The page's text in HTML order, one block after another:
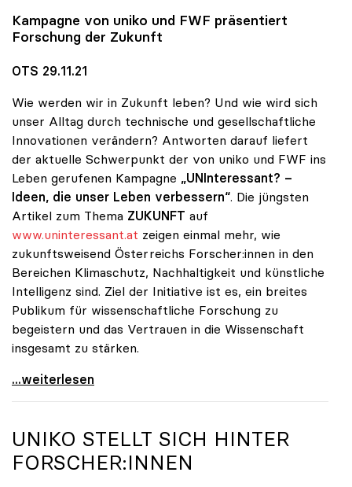
Kampagne von uniko und FWF präsentiert
Forschung der Zukunft
OTS 29.11.21
Wie werden wir in Zukunft leben? Und wie wird sich
unser Alltag durch technische und gesellschaftliche
Innovationen verändern? Antworten darauf liefert
der aktuelle Schwerpunkt der von uniko und FWF ins
Leben gerufenen Kampagne „UNInteressant? –
Ideen, die unser Leben verbessern“. Die jüngsten
Artikel zum Thema ZUKUNFT auf
www.uninteressant.at zeigen einmal mehr, wie
zukunftsweisend Österreichs Forscher:innen in den
Bereichen Klimaschutz, Nachhaltigkeit und künstliche
Intelligenz sind. Ziel der Initiative ist es, ein breites
Publikum für wissenschaftliche Forschung zu
begeistern und das Vertrauen in die Wissenschaft
insgesamt zu stärken.
Alles außer UNInteressant: So viel Wissenschaft
...weiterlesen
UNIKO STELLT SICH HINTER
FORSCHER:INNEN